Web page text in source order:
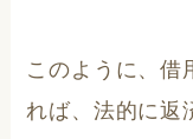
このように、借
れば、法的に返